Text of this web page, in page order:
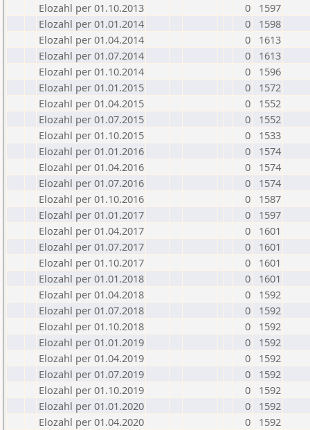
Elozahl per 01.10.2013
0
1597
Elozahl per 01.01.2014
0
1598
Elozahl per 01.04.2014
0
1613
Elozahl per 01.07.2014
0
1613
Elozahl per 01.10.2014
0
1596
Elozahl per 01.01.2015
0
1572
Elozahl per 01.04.2015
0
1552
Elozahl per 01.07.2015
0
1552
Elozahl per 01.10.2015
0
1533
Elozahl per 01.01.2016
0
1574
Elozahl per 01.04.2016
0
1574
Elozahl per 01.07.2016
0
1574
Elozahl per 01.10.2016
0
1587
Elozahl per 01.01.2017
0
1597
Elozahl per 01.04.2017
0
1601
Elozahl per 01.07.2017
0
1601
Elozahl per 01.10.2017
0
1601
Elozahl per 01.01.2018
0
1601
Elozahl per 01.04.2018
0
1592
Elozahl per 01.07.2018
0
1592
Elozahl per 01.10.2018
0
1592
Elozahl per 01.01.2019
0
1592
Elozahl per 01.04.2019
0
1592
Elozahl per 01.07.2019
0
1592
Elozahl per 01.10.2019
0
1592
Elozahl per 01.01.2020
0
1592
Elozahl per 01.04.2020
0
1592